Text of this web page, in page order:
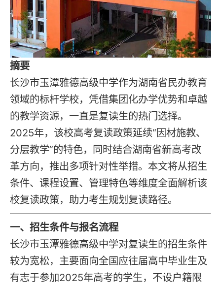
摘要
长沙市玉潭雅德高级中学作为湖南省民办教育
领域的标杆学校，凭借集团化办学优势和卓越
的教学资源，一直是复读生的热门选择。
2025年，该校高考复读政策延续“因材施教、
分层教学”的特色，同时结合湖南省新高考改
革方向，推出多项针对性举措。本文将从招生
条件、课程设置、管理特色等维度全面解析该
校复读政策，助力考生规划复读路径。
一、招生条件与报名流程
长沙市玉潭雅德高级中学对复读生的招生条件
较为宽松，主要面向全国应往届高中毕业生及
有志于参加2025年高考的学生，不设户籍限